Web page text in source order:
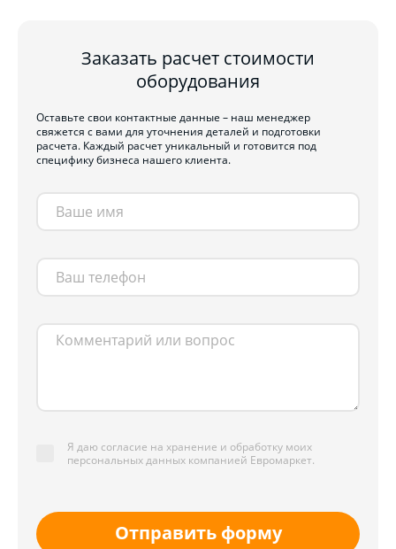
Заказать расчет стоимости
оборудования
Оставьте свои контактные данные – наш менеджер
свяжется с вами для уточнения деталей и подготовки
расчета. Каждый расчет уникальный и готовится под
специфику бизнеса нашего клиента.
Я даю согласие на хранение и обработку моих
персональных данных компанией Евромаркет.
Отправить форму